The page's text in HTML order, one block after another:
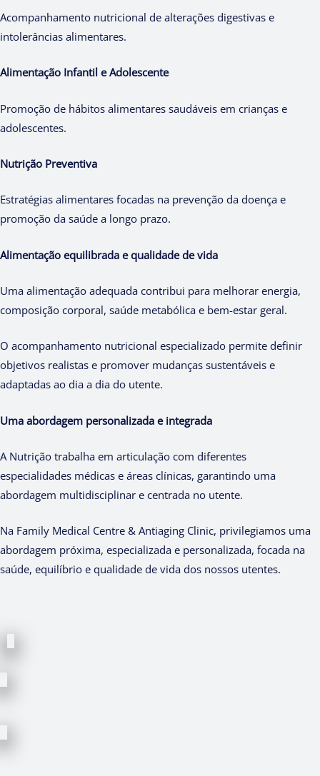
Acompanhamento nutricional de alterações digestivas e
intolerâncias alimentares.
Alimentação Infantil e Adolescente
Promoção de hábitos alimentares saudáveis em crianças e
adolescentes.
Nutrição Preventiva
Estratégias alimentares focadas na prevenção da doença e
promoção da saúde a longo prazo.
Alimentação equilibrada e qualidade de vida
Uma alimentação adequada contribui para melhorar energia,
composição corporal, saúde metabólica e bem-estar geral.
O acompanhamento nutricional especializado permite definir
objetivos realistas e promover mudanças sustentáveis e
adaptadas ao dia a dia do utente.
Uma abordagem personalizada e integrada
A Nutrição trabalha em articulação com diferentes
especialidades médicas e áreas clínicas, garantindo uma
abordagem multidisciplinar e centrada no utente.
Na Family Medical Centre & Antiaging Clinic, privilegiamos uma
abordagem próxima, especializada e personalizada, focada na
saúde, equilíbrio e qualidade de vida dos nossos utentes.